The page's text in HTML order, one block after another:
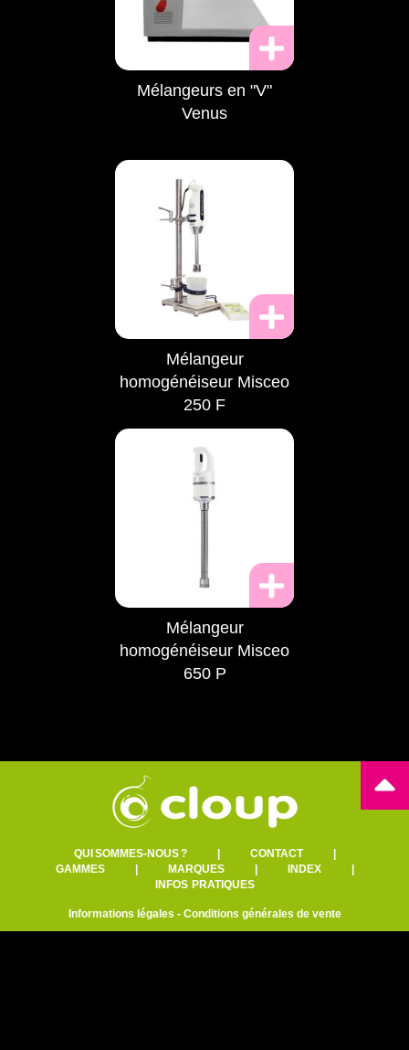
Mélangeurs en "V"
Venus
Mélangeur
homogénéiseur Misceo
250 F
Mélangeur
homogénéiseur Misceo
650 P
QUI SOMMES-NOUS ?| CONTACT|
GAMMES| MARQUES| INDEX|
INFOS PRATIQUES
Informations légales - Conditions générales de vente